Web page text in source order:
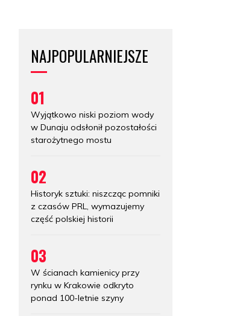
NAJPOPULARNIEJSZE
01
Wyjątkowo niski poziom wody
w Dunaju odsłonił pozostałości
starożytnego mostu
02
Historyk sztuki: niszcząc pomniki
z czasów PRL, wymazujemy
część polskiej historii
03
W ścianach kamienicy przy
rynku w Krakowie odkryto
ponad 100-letnie szyny